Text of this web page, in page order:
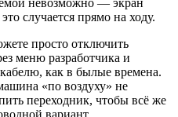
невозможно — экран
случается прямо на ходу.
просто отключить
меню разработчика и
как в былые времена.
«по воздуху» не
переходник, чтобы всё же